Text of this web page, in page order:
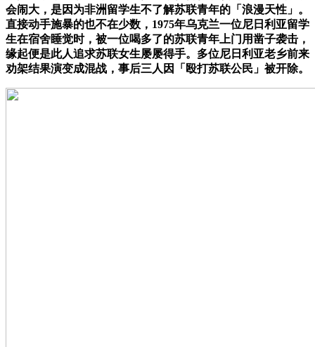
会闹大，是因为非洲留学生不了解苏联青年的「浪漫天性」。
直接动手施暴的也不在少数，1975年乌克兰一位尼日利亚留学
生在宿舍睡觉时，被一位喝多了的苏联青年上门用凿子袭击，
缘起便是此人追求苏联女生屡屡得手。多位尼日利亚老乡前来
劝架结果演变成混战，事后三人因「殴打苏联公民」被开除。